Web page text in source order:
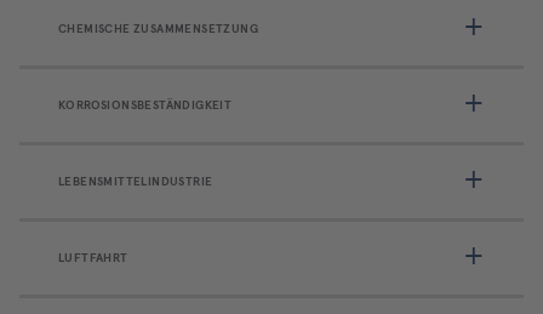
CHEMISCHE ZUSAMMENSETZUNG
KORROSIONSBESTÄNDIGKEIT
LEBENSMITTELINDUSTRIE
LUFTFAHRT